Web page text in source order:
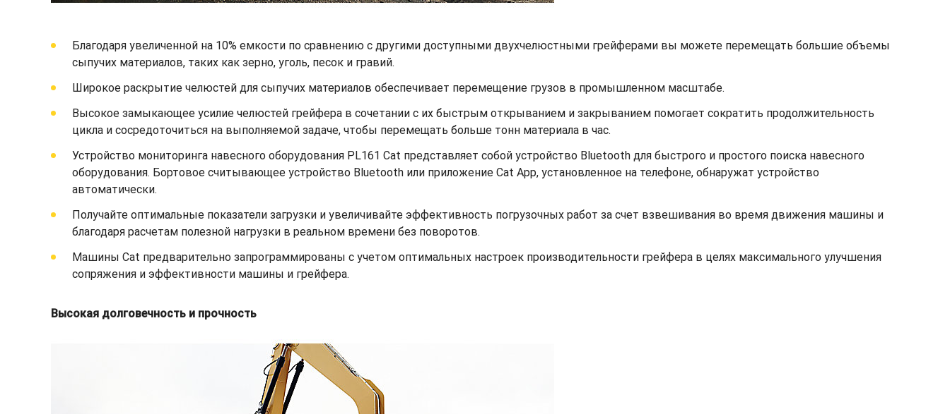
Благодаря увеличенной на 10% емкости по сравнению с другими доступными двухчелюстными грейферами вы можете перемещать большие объемы
сыпучих материалов, таких как зерно, уголь, песок и гравий.
Широкое раскрытие челюстей для сыпучих материалов обеспечивает перемещение грузов в промышленном масштабе.
Высокое замыкающее усилие челюстей грейфера в сочетании с их быстрым открыванием и закрыванием помогает сократить продолжительность
цикла и сосредоточиться на выполняемой задаче, чтобы перемещать больше тонн материала в час.
Устройство мониторинга навесного оборудования PL161 Cat представляет собой устройство Bluetooth для быстрого и простого поиска навесного
оборудования. Бортовое считывающее устройство Bluetooth или приложение Cat App, установленное на телефоне, обнаружат устройство
автоматически.
Получайте оптимальные показатели загрузки и увеличивайте эффективность погрузочных работ за счет взвешивания во время движения машины и
благодаря расчетам полезной нагрузки в реальном времени без поворотов.
Машины Cat предварительно запрограммированы с учетом оптимальных настроек производительности грейфера в целях максимального улучшения
сопряжения и эффективности машины и грейфера.
Высокая долговечность и прочность